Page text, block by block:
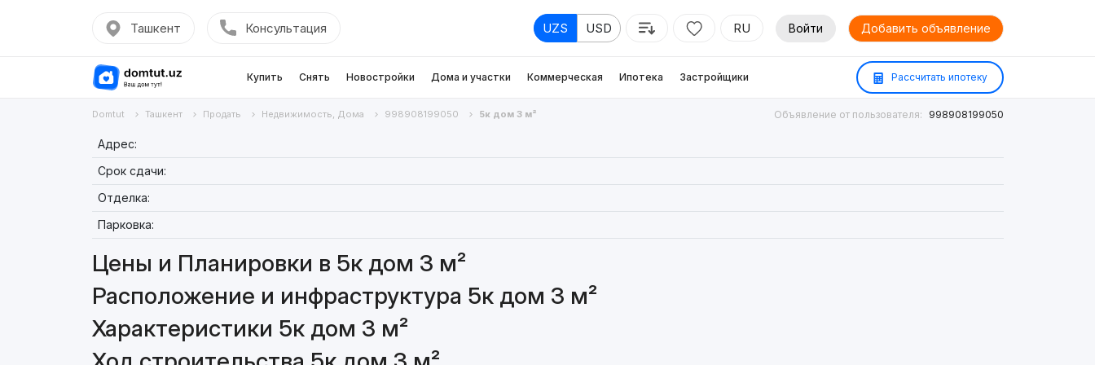
Ташкент Консультация UZS USD RU Войти Добавить объявление
Купить Снять Новостройки Дома и участки Коммерческая Ипотека Застройщики Рассчитать ипотеку
Domtut Ташкент Продать Недвижимость, Дома 998908199050 5к дом 3 м² Объявление от пользователя: 998908199050
Адрес:
Срок сдачи:
Отделка:
Парковка:
Цены и Планировки в 5к дом 3 м²
Расположение и инфраструктура 5к дом 3 м²
Характеристики 5к дом 3 м²